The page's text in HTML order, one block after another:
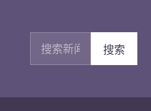
搜索新闻
搜索